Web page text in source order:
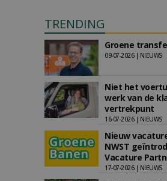
TRENDING
Groene
09-07-2026 | NIEUWS
Niet het
werk van de
vertrekpunt
16-07-2026 | NIEUWS
Nieuw
NWST
Vacature
17-07-2026 | NIEUWS